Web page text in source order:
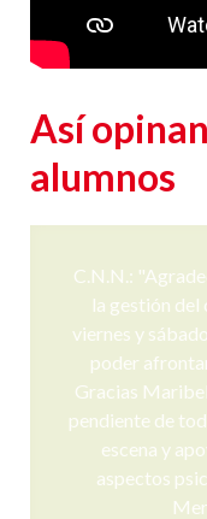
Así
alumnos
C.N.N.:
la gestión del
viernes y
poder
Gracias
pendiente de
escena y
aspectos